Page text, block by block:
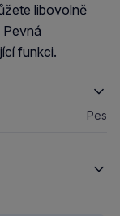
libovolně
Pevná
funkci.
Pes